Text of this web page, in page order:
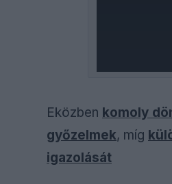
Eközben komoly
győzelmek, míg
igazolását